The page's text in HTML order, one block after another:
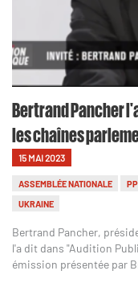
Bertrand Pancher
les chaînes
15 MAI 2023
ASSEMBLÉE NATIONALE
UKRAINE
Bertrand Pancher,
l'a dit dans "Audition
émission présentée par